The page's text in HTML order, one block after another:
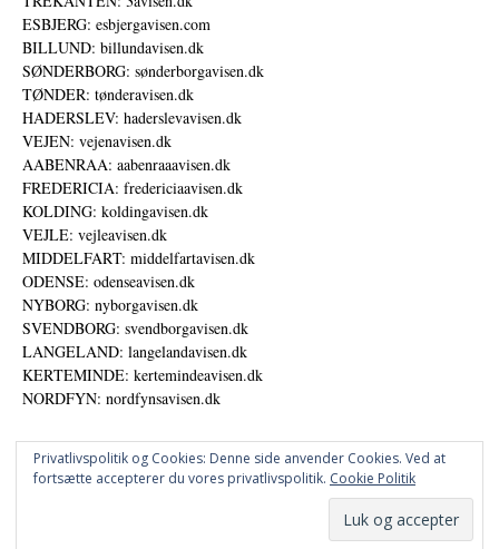
ESBJERG: esbjergavisen.com
BILLUND: billundavisen.dk
SØNDERBORG: sønderborgavisen.dk
TØNDER: tønderavisen.dk
HADERSLEV: haderslevavisen.dk
VEJEN: vejenavisen.dk
AABENRAA: aabenraaavisen.dk
FREDERICIA: fredericiaavisen.dk
KOLDING: koldingavisen.dk
VEJLE: vejleavisen.dk
MIDDELFART: middelfartavisen.dk
ODENSE: odenseavisen.dk
NYBORG: nyborgavisen.dk
SVENDBORG: svendborgavisen.dk
LANGELAND: langelandavisen.dk
KERTEMINDE: kertemindeavisen.dk
NORDFYN: nordfynsavisen.dk
© DANSKE DIGITALE MEDIER A/S - NYHEDER, ANALYSER OG PERSPEKTIVER
Privatlivspolitik og Cookies: Denne side anvender Cookies. Ved at
fortsætte accepterer du vores privatlivspolitik. Cookie Politik